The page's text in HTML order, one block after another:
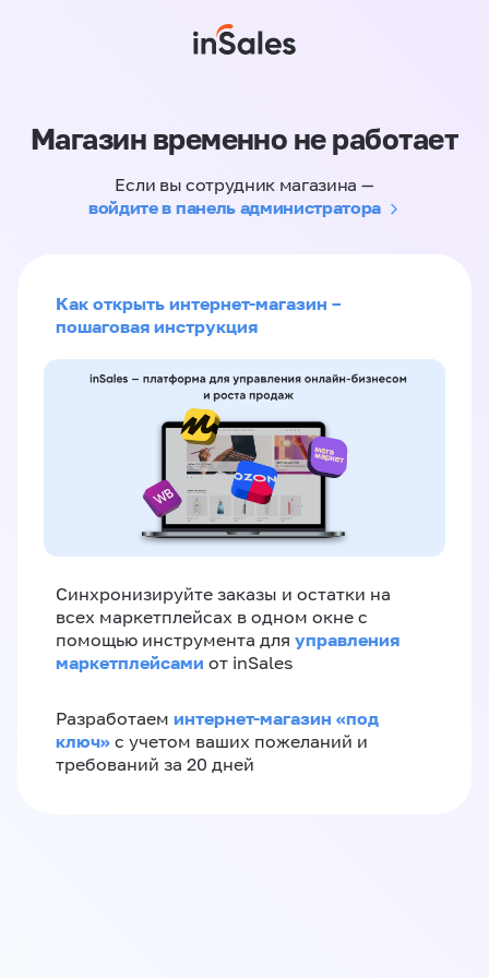
Магазин временно не работает
Если вы сотрудник магазина —
войдите в панель администратора
Как открыть интернет-магазин –
пошаговая инструкция
Синхронизируйте заказы и остатки на
всех маркетплейсах в одном окне с
помощью инструмента для управления
маркетплейсами от inSales
Разработаем интернет-магазин «‎под
ключ»‎ с учетом ваших пожеланий и
требований за 20 дней